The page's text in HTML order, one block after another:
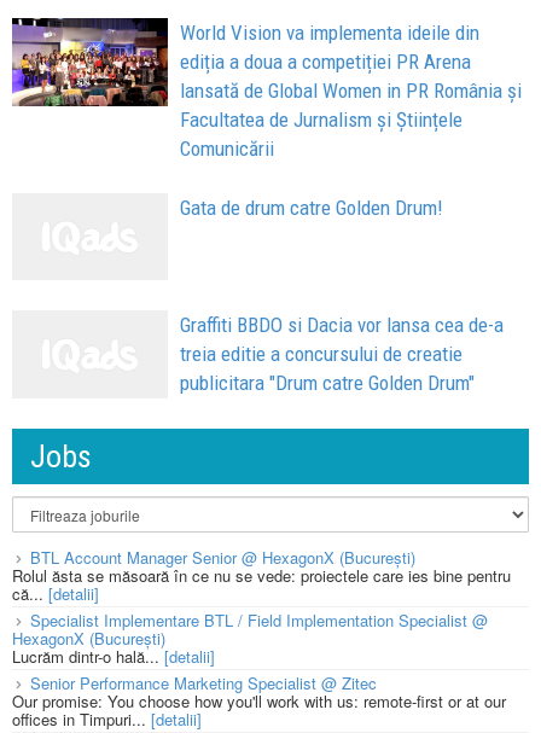
World Vision va implementa ideile din
ediția a doua a competiției PR Arena
lansată de Global Women in PR România și
Facultatea de Jurnalism și Științele
Comunicării
Gata de drum catre Golden Drum!
Graffiti BBDO si Dacia vor lansa cea de-a
treia editie a concursului de creatie
publicitara "Drum catre Golden Drum"
Jobs
BTL Account Manager Senior @ HexagonX (București)
Rolul ăsta se măsoară în ce nu se vede: proiectele care ies bine pentru
că... [detalii]
Specialist Implementare BTL / Field Implementation Specialist @
HexagonX (București)
Lucrăm dintr-o hală... [detalii]
Senior Performance Marketing Specialist @ Zitec
Our promise: You choose how you'll work with us: remote-first or at our
offices in Timpuri... [detalii]